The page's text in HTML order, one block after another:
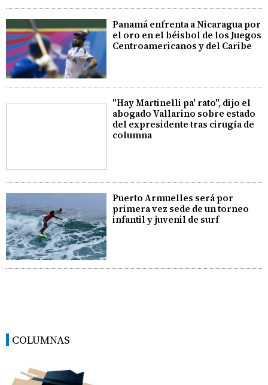
Panamá enfrenta a Nicaragua por
el oro en el béisbol de los Juegos
Centroamericanos y del Caribe
"Hay Martinelli pa' rato", dijo el
abogado Vallarino sobre estado
del expresidente tras cirugía de
columna
Puerto Armuelles será por
primera vez sede de un torneo
infantil y juvenil de surf
COLUMNAS